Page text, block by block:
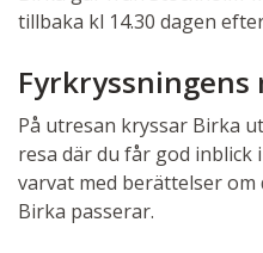
tillbaka kl 14.30 dagen
På utresan kryssar Birka
resa där du får god inblick
varvat med berättelser
Birka passerar.